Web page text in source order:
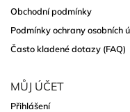
Obchodní podmínky
Podmínky ochrany osobních
Často kladené dotazy (FAQ)
MŮJ ÚČET
Přihlášení